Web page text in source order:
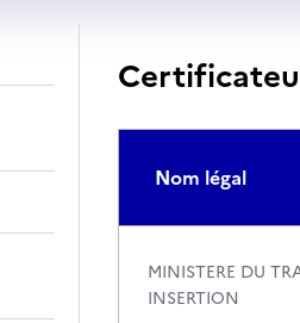
Nom légal
MINISTERE DU
INSERTION